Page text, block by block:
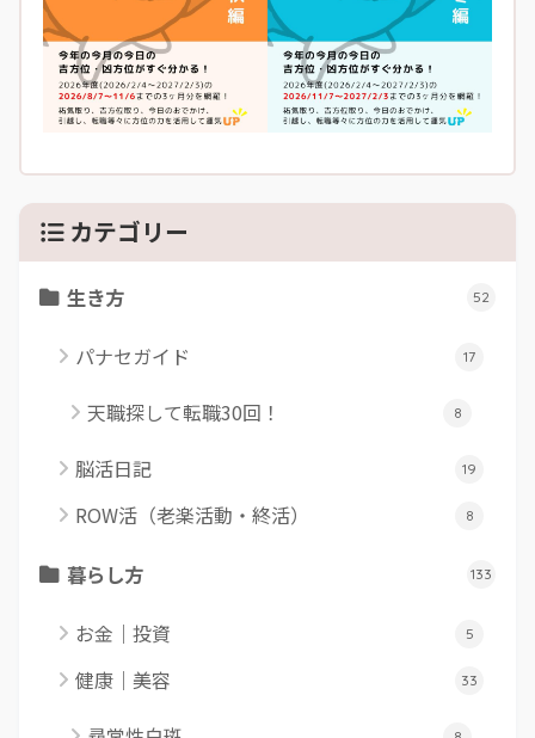
カテゴリー
生き方 52
パナセガイド 17
天職探して転職30回！ 8
脳活日記 19
ROW活（老楽活動・終活） 8
暮らし方 133
お金｜投資 5
健康｜美容 33